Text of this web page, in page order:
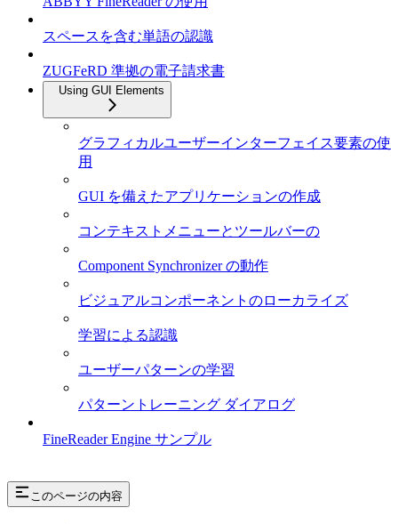
スペースを含む単語の認識
ZUGFeRD 準拠の電子請求書
Using GUI Elements
グラフィカルユーザーインターフェイス要素の使
用
GUI を備えたアプリケーションの作成
コンテキストメニューとツールバーの
Component Synchronizer の動作
ビジュアルコンポーネントのローカライズ
学習による認識
ユーザーパターンの学習
パターントレーニング ダイアログ
FineReader Engine サンプル
このページの内容